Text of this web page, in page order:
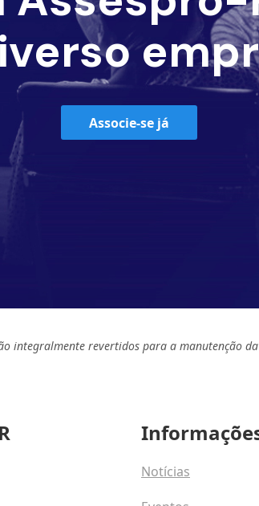
Associe-se já
integralmente revertidos para a manutenção
Notícias